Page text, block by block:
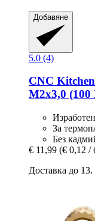
Добавяне
5.0 (4)
CNC Kitchen
M2x3,0 (100
За
Без
€ 11,99 (€ 0,12 /
Доставка до 13.